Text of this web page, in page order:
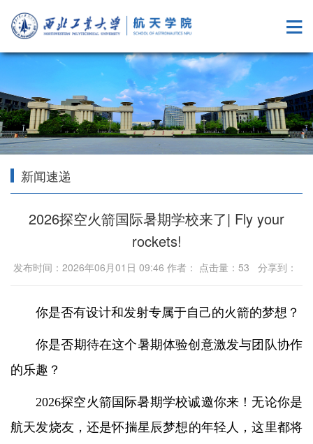
新闻速递
2026探空火箭国际暑期学校来了| Fly your
rockets!
发布时间：2026年06月01日 09:46 作者： 点击量： 53 分享到：
你是否有设计和发射专属于自己的火箭的梦想？
你是否期待在这个暑期体验创意激发与团队协作
的乐趣？
2026探空火箭国际暑期学校诚邀你来！无论你是
航天发烧友，还是怀揣星辰梦想的年轻人，这里都将